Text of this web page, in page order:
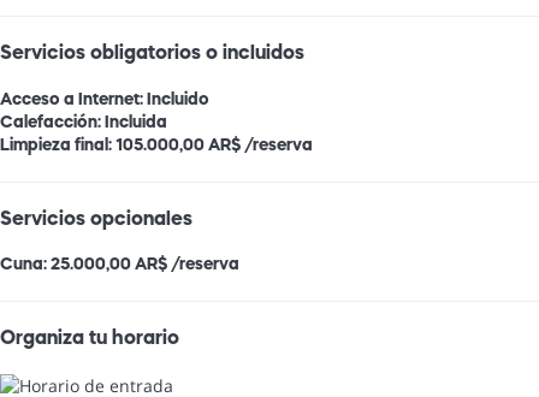
Servicios obligatorios o incluidos
Acceso a Internet: Incluido
Calefacción: Incluida
Limpieza final: 105.000,00 AR$ /reserva
Servicios opcionales
Cuna: 25.000,00 AR$ /reserva
Organiza tu horario